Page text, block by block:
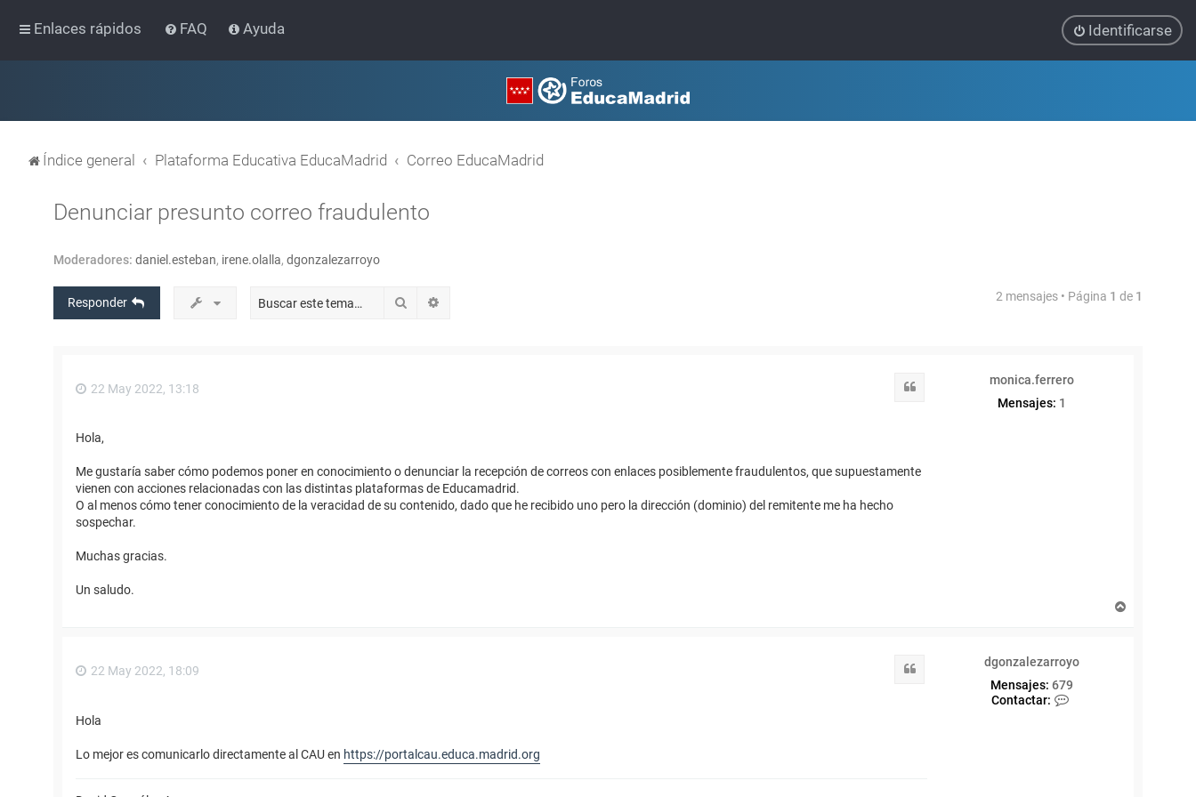
Enlaces rápidos FAQ Ayuda Identificarse
Índice general Plataforma Educativa EducaMadrid Correo EducaMadrid
Denunciar presunto correo fraudulento
Moderadores: daniel.esteban, irene.olalla, dgonzalezarroyo
Responder Buscar 2 mensajes • Página 1 de 1
monica.ferrero
Mensajes: 1
22 May 2022, 13:18
Hola,
Me gustaría saber cómo podemos poner en conocimiento o denunciar la recepción de correos con enlaces posiblemente fraudulentos, que supuestamente
vienen con acciones relacionadas con las distintas plataformas de Educamadrid.
O al menos cómo tener conocimiento de la veracidad de su contenido, dado que he recibido uno pero la dirección (dominio) del remitente me ha hecho
sospechar.
Muchas gracias.
Un saludo.
dgonzalezarroyo
Mensajes: 679
Contactar:
22 May 2022, 18:09
Hola
Lo mejor es comunicarlo directamente al CAU en https://portalcau.educa.madrid.org